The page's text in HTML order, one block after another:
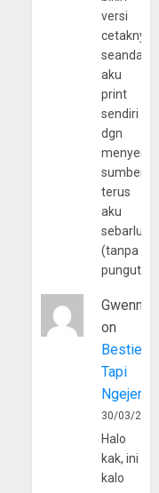
versi
cetaknya
aku
print
sendiri
dgn
sumber
terus
aku
(tanpa
Gwenny
on
Bestie
Tapi
30/03/
Halo
kak, ini
kalo